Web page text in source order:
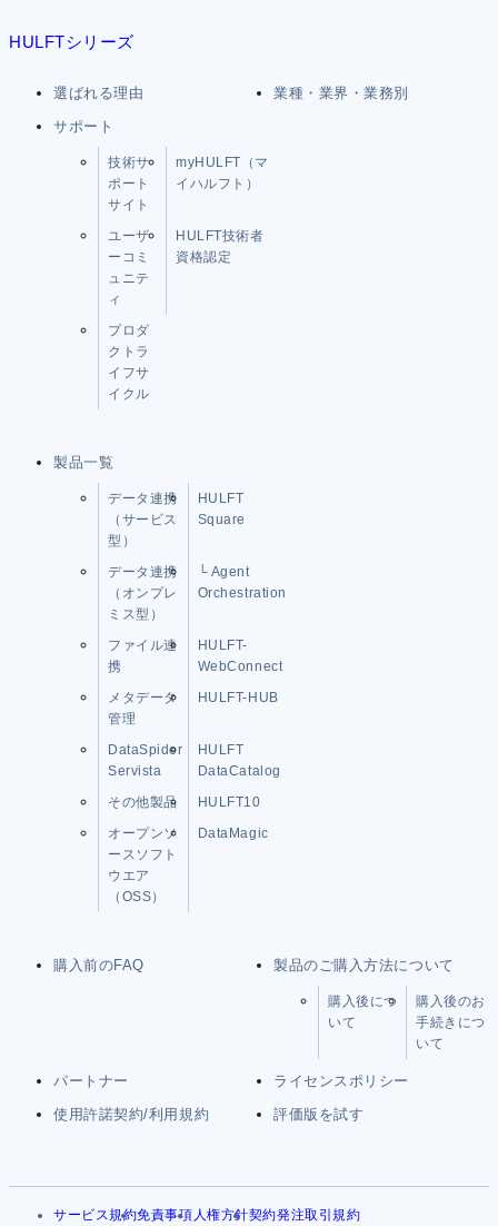
HULFTシリーズ
選ばれる理由
業種・業界・業務別
サポート
技術サ
ポート
サイト
myHULFT（マ
イハルフト）
ユーザ
ーコミ
ュニテ
ィ
HULFT技術者
資格認定
プロダ
クトラ
イフサ
イクル
製品一覧
データ連携
（サービス
型）
HULFT
Square
データ連携
（オンプレ
ミス型）
└ Agent
Orchestration
ファイル連
携
HULFT-
WebConnect
メタデータ
管理
HULFT-HUB
DataSpider
Servista
HULFT
DataCatalog
その他製品
HULFT10
オープンソ
ースソフト
ウエア
（OSS）
DataMagic
購入前のFAQ 製品のご購入方法について
購入後につ
いて
購入後のお
手続きにつ
いて
パートナー
ライセンスポリシー
使用許諾契約/利用規約
評価版を試す
サービス規約免責事項 人権方針契約発注取引規約